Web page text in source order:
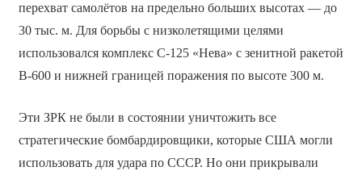
перехват самолётов на предельно больших высотах — до
30 тыс. м. Для борьбы с низколетящими целями
использовался комплекс С-125 «Нева» с зенитной ракетой
В-600 и нижней границей поражения по высоте 300 м.
Эти ЗРК не были в состоянии уничтожить все
стратегические бомбардировщики, которые США могли
использовать для удара по СССР. Но они прикрывали